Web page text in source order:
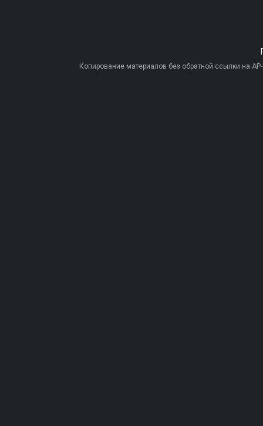
Копирование материалов без обратной ссылки на